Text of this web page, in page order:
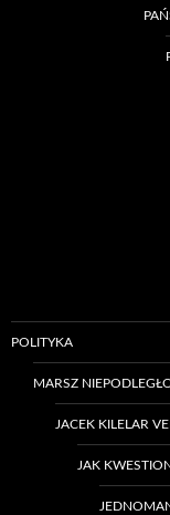
POLITYKA
MARSZ
JACEK KILELAR
JAK